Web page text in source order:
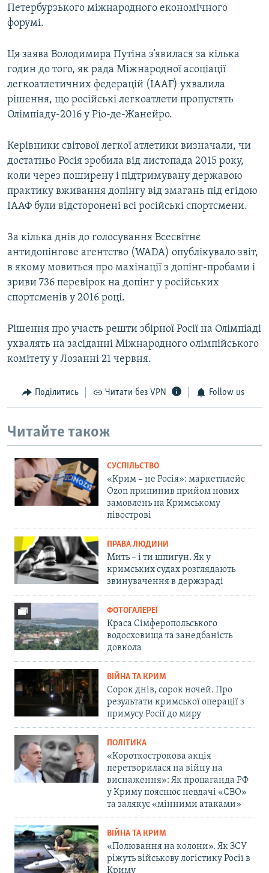
Петербурзького міжнародного економічного
форумі.
Ця заява Володимира Путіна з’явилася за кілька
годин до того, як рада Міжнародної асоціації
легкоатлетичних федерацій (IAAF) ухвалила
рішення, що російські легкоатлети пропустять
Олімпіаду-2016 у Ріо-де-Жанейро.
Керівники світової легкої атлетики визначали, чи
достатньо Росія зробила від листопада 2015 року,
коли через поширену і підтримувану державою
практику вживання допінгу від змагань під егідою
ІААФ були відсторонені всі російські спортсмени.
За кілька днів до голосування Всесвітнє
антидопінгове агентство (WADA) опублікувало звіт,
в якому мовиться про махінації з допінг-пробами і
зриви 736 перевірок на допінг у російських
спортсменів у 2016 році.
Рішення про участь решти збірної Росії на Олімпіаді
ухвалять на засіданні Міжнародного олімпійського
комітету у Лозанні 21 червня.
Поділитись Читати без VPN Follow us
Читайте також
СУСПІЛЬСТВО
«Крим – не Росія»: маркетплейс
Ozon припинив прийом нових
замовлень на Кримському
півострові
ПРАВА ЛЮДИНИ
Мить – і ти шпигун. Як у
кримських судах розглядають
звинувачення в держзраді
ФОТОГАЛЕРЕЇ
Краса Сімферопольського
водосховища та занедбаність
довкола
ВІЙНА ТА КРИМ
Сорок днів, сорок ночей. Про
результати кримської операції з
примусу Росії до миру
ПОЛІТИКА
«Короткострокова акція
перетворилася на війну на
виснаження»: Як пропаганда РФ
у Криму пояснює невдачі «СВО»
та залякує «мінними атаками»
ВІЙНА ТА КРИМ
«Полювання на колони». Як ЗСУ
ріжуть військову логістику Росії в
Криму